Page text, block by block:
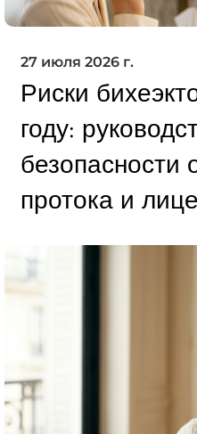
27 июля 2026 г.
Риски
году:
безопасности
протока и